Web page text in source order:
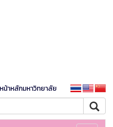
หน้าหลักมหาวิทยาลัย